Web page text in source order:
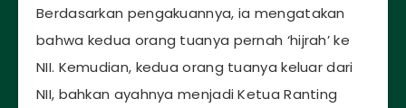
Berdasarkan pengakuannya, ia mengatakan
bahwa kedua orang tuanya pernah ‘hijrah’ ke
NII. Kemudian, kedua orang tuanya keluar dari
NII, bahkan ayahnya menjadi Ketua Ranting